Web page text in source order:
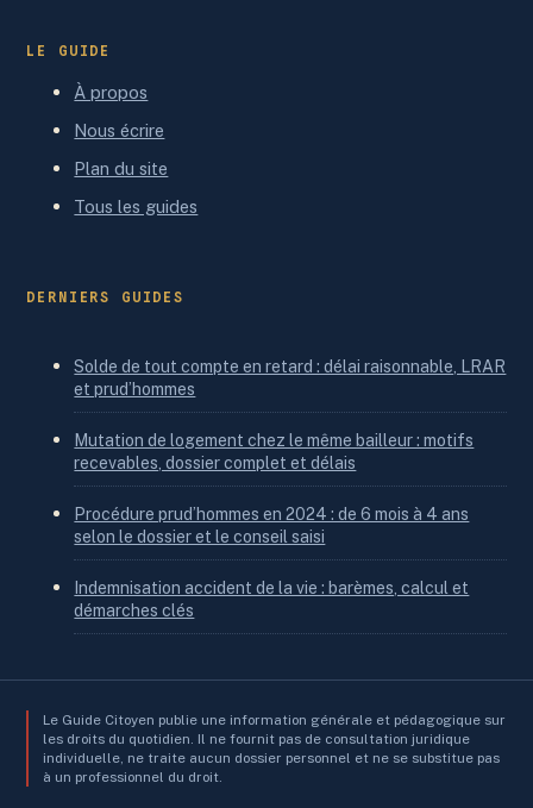
LE GUIDE
À propos
Nous écrire
Plan du site
Tous les guides
DERNIERS GUIDES
Solde de tout compte en retard : délai raisonnable, LRAR
et prud’hommes
Mutation de logement chez le même bailleur : motifs
recevables, dossier complet et délais
Procédure prud’hommes en 2024 : de 6 mois à 4 ans
selon le dossier et le conseil saisi
Indemnisation accident de la vie : barèmes, calcul et
démarches clés
Le Guide Citoyen publie une information générale et pédagogique sur
les droits du quotidien. Il ne fournit pas de consultation juridique
individuelle, ne traite aucun dossier personnel et ne se substitue pas
à un professionnel du droit.